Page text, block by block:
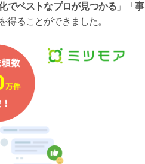
でベストなプロが見つかる 」「 事
得ることができました。